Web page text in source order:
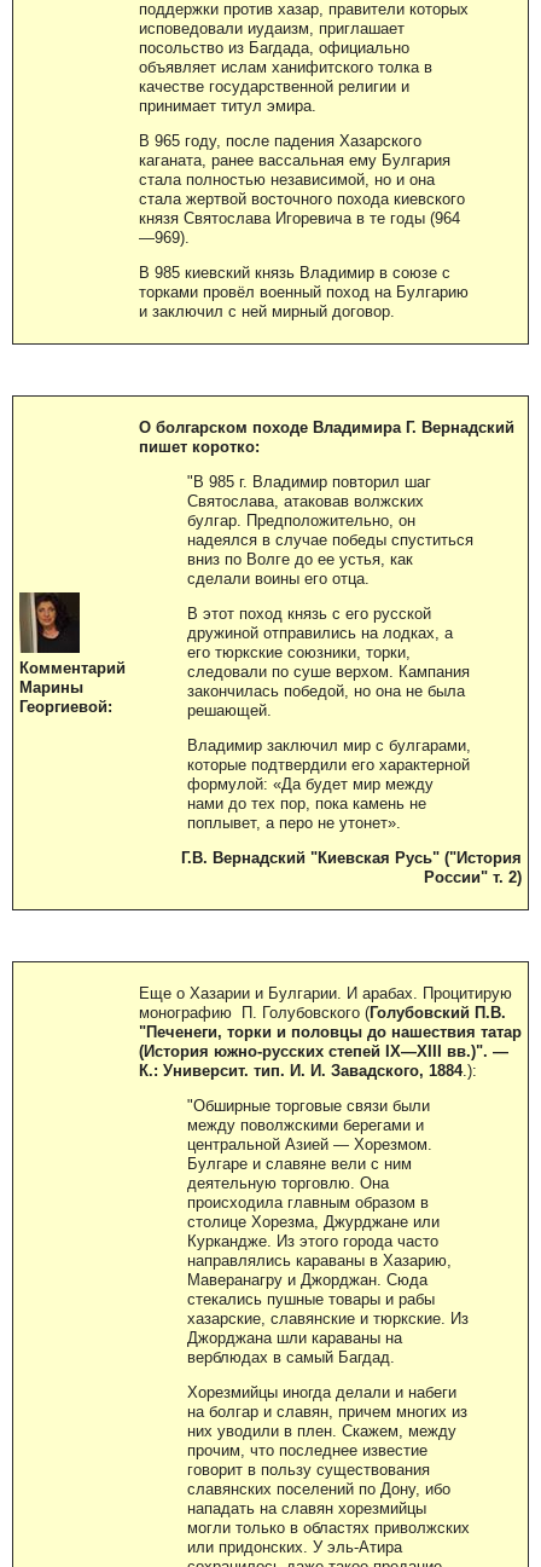
поддержки против хазар, правители которых
исповедовали иудаизм, приглашает
посольство из Багдада, официально
объявляет ислам ханифитского толка в
качестве государственной религии и
принимает титул эмира.
В 965 году, после падения Хазарского
каганата, ранее вассальная ему Булгария
стала полностью независимой, но и она
стала жертвой восточного похода киевского
князя Святослава Игоревича в те годы (964
—969).
В 985 киевский князь Владимир в союзе с
торками провёл военный поход на Булгарию
и заключил с ней мирный договор.
Комментарий
Марины
Георгиевой:
О болгарском походе Владимира Г. Вернадский
пишет коротко:
"В 985 г. Владимир повторил шаг
Святослава, атаковав волжских
булгар. Предположительно, он
надеялся в случае победы спуститься
вниз по Волге до ее устья, как
сделали воины его отца.
В этот поход князь с его русской
дружиной отправились на лодках, а
его тюркские союзники, торки,
следовали по суше верхом. Кампания
закончилась победой, но она не была
решающей.
Владимир заключил мир с булгарами,
которые подтвердили его характерной
формулой: «Да будет мир между
нами до тех пор, пока камень не
поплывет, а перо не утонет».
Г.В. Вернадский "Киевская Русь" ("История
России" т. 2)
Еще о Хазарии и Булгарии. И арабах. Процитирую
монографию П. Голубовского (Голубовский П.В.
"Печенеги, торки и половцы до нашествия татар
(История южно-русских степей IX—XIII вв.)". —
К.: Университ. тип. И. И. Завадского, 1884.):
"Обширные торговые связи были
между поволжскими берегами и
центральной Азией — Хорезмом.
Булгаре и славяне вели с ним
деятельную торговлю. Она
происходила главным образом в
столице Хорезма, Джурджане или
Куркандже. Из этого города часто
направлялись караваны в Хазарию,
Маверанагру и Джорджан. Сюда
стекались пушные товары и рабы
хазарские, славянские и тюркские. Из
Джорджана шли караваны на
верблюдах в самый Багдад.
Хорезмийцы иногда делали и набеги
на болгар и славян, причем многих из
них уводили в плен. Скажем, между
прочим, что последнее известие
говорит в пользу существования
славянских поселений по Дону, ибо
нападать на славян хорезмийцы
могли только в областях приволжских
или придонских. У эль-Атира